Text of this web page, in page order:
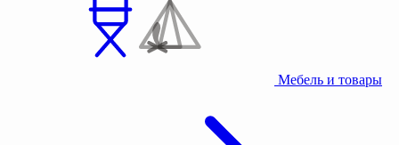
Мебель и товары